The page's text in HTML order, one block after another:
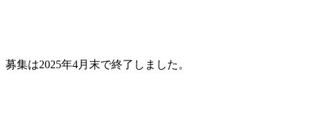
募集は2025年4月末で終了しました。